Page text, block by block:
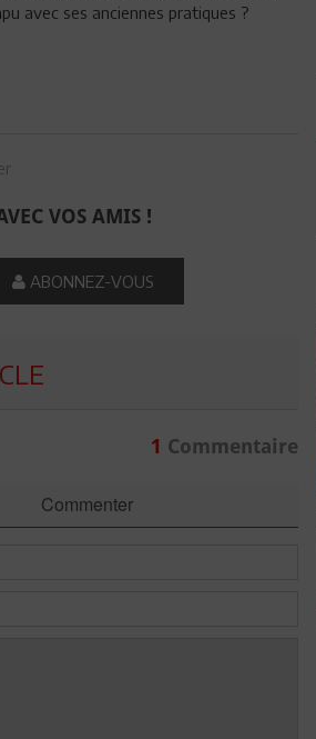
avec ses anciennes pratiques ?
VOS AMIS !
ABONNEZ-VOUS
1 Commentaire
Commenter